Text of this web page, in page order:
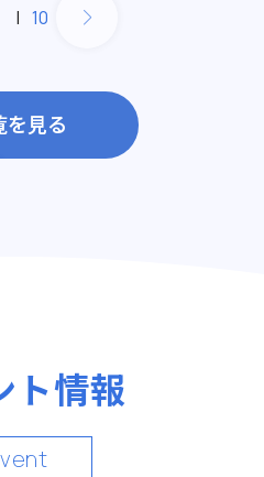
| 10
を見る
ト情報